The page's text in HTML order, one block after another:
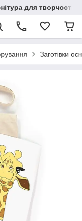
для творчості
Заготівки